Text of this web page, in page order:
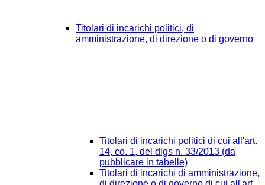
Titolari di incarichi politici, di
amministrazione, di direzione o di governo
Titolari di incarichi politici di cui all'art.
14, co. 1, del dlgs n. 33/2013 (da
pubblicare in tabelle)
Titolari di incarichi di amministrazione,